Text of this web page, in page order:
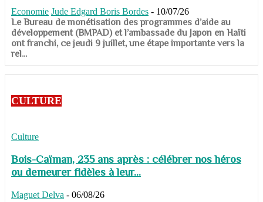
Economie Jude Edgard Boris Bordes - 10/07/26
​​​​​​​Le Bureau de monétisation des programmes d’aide au
développement (BMPAD) et l’ambassade du Japon en Haïti
ont franchi, ce jeudi 9 juillet, une étape importante vers la
rel...
CULTURE
Culture
Bois-Caïman, 235 ans après : célébrer nos héros
ou demeurer fidèles à leur...
Maguet Delva - 06/08/26